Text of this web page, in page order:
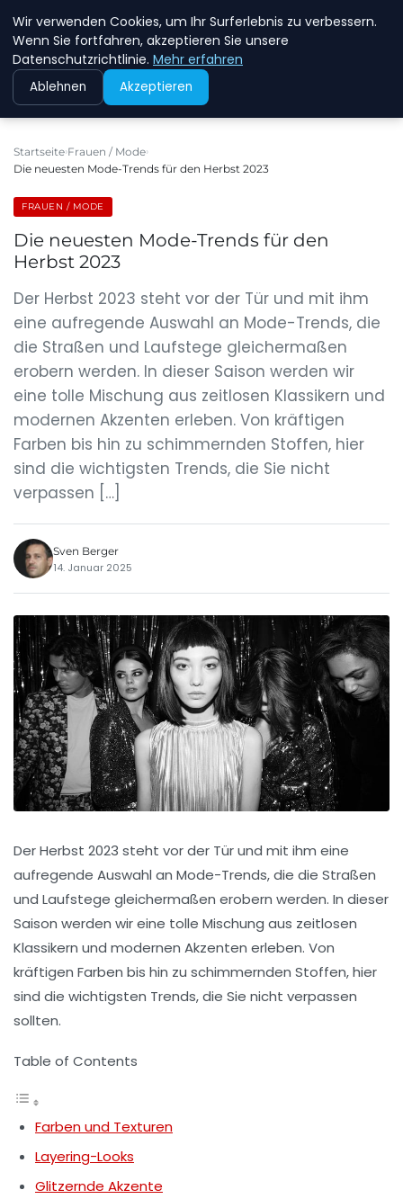
NEW ENERGY JOBS
Startseite Frauen / Mode
Die neuesten Mode-Trends für den Herbst 2023
FRAUEN / MODE
Die neuesten Mode-Trends für den
Herbst 2023
Der Herbst 2023 steht vor der Tür und mit ihm
eine aufregende Auswahl an Mode-Trends, die
die Straßen und Laufstege gleichermaßen
erobern werden. In dieser Saison werden wir
eine tolle Mischung aus zeitlosen Klassikern und
modernen Akzenten erleben. Von kräftigen
Farben bis hin zu schimmernden Stoffen, hier
sind die wichtigsten Trends, die Sie nicht
verpassen […]
Sven Berger
14. Januar 2025
Der Herbst 2023 steht vor der Tür und mit ihm eine
aufregende Auswahl an Mode-Trends, die die Straßen
und Laufstege gleichermaßen erobern werden. In dieser
Saison werden wir eine tolle Mischung aus zeitlosen
Klassikern und modernen Akzenten erleben. Von
kräftigen Farben bis hin zu schimmernden Stoffen, hier
sind die wichtigsten Trends, die Sie nicht verpassen
sollten.
Table of Contents
Farben und Texturen
Layering-Looks
Glitzernde Akzente
Wir verwenden Cookies, um Ihr Surferlebnis zu verbessern.
Wenn Sie fortfahren, akzeptieren Sie unsere
Datenschutzrichtlinie. Mehr erfahren
Ablehnen Akzeptieren